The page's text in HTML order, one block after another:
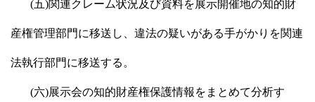
(五)関連クレーム状況及び資料を展示開催地の知的財
産権管理部門に移送し、違法の疑いがある手がかりを関連
法執行部門に移送する。
(六)展示会の知的財産権保護情報をまとめて分析す